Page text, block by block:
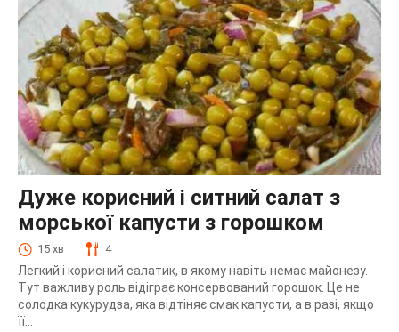
Дуже корисний і ситний салат з
морської капусти з горошком
15 хв 4
Легкий і корисний салатик, в якому навіть немає майонезу.
Тут важливу роль відіграє консервований горошок. Це не
солодка кукурудза, яка відтіняє смак капусти, а в разі, якщо
її...